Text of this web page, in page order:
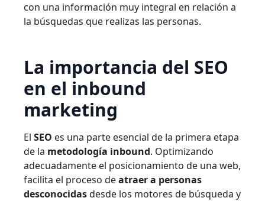
con una información muy integral en relación a
la búsquedas que realizas las personas.
La importancia del SEO
en el inbound
marketing
El SEO es una parte esencial de la primera etapa
de la metodología inbound. Optimizando
adecuadamente el posicionamiento de una web,
facilita el proceso deatraer a personas
desconocidasdesde los motores de búsqueda y